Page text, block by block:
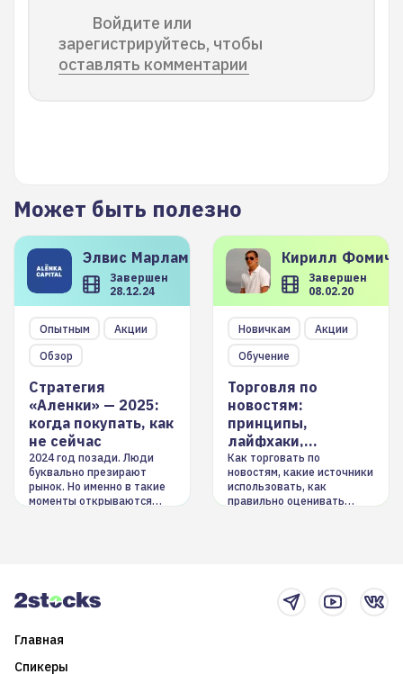
Войдите или
зарегистрируйтесь, чтобы
оставлять комментарии
Может быть полезно
Элвис Марламов
Завершен
28.12.24
Опытным
Акции
Обзор
Стратегия
«Аленки» — 2025:
когда покупать, как
не сейчас
2024 год позади. Люди
буквально презирают
рынок. Но именно в такие
моменты открываются
Кирилл
Завершен
08.02.20
Новичкам
Акции
Обучение
Торговля по
новостям:
принципы,
лайфхаки,
инструменты
Как торговать по
новостям, какие источники
использовать, как
правильно оценивать
Главная
Спикеры